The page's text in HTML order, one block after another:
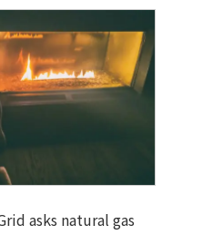
asks natural gas